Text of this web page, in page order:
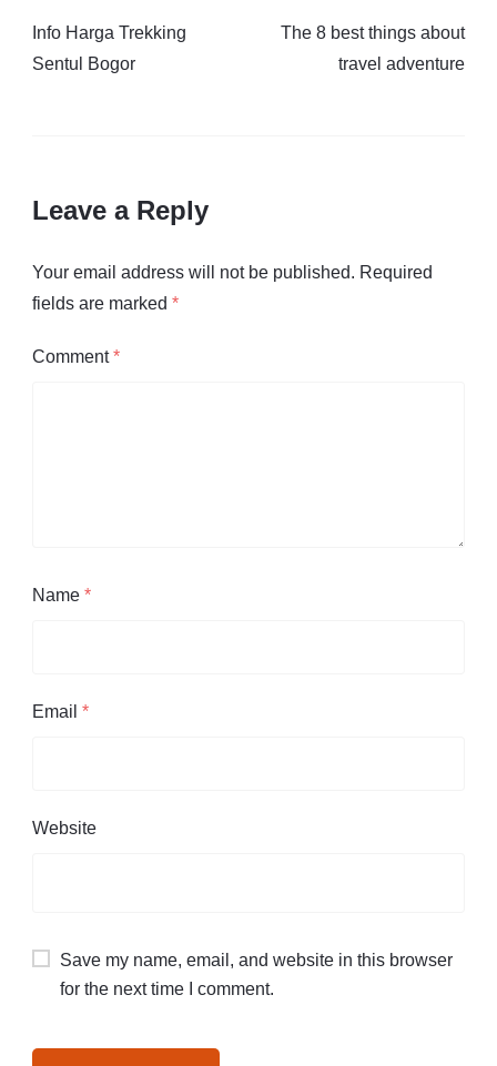
Info Harga Trekking
Sentul Bogor
The 8 best things about
travel adventure
Leave a Reply
Your email address will not be published. Required
fields are marked *
Comment*
Name *
Email *
Website
Save my name, email, and website in this browser
for the next time I comment.